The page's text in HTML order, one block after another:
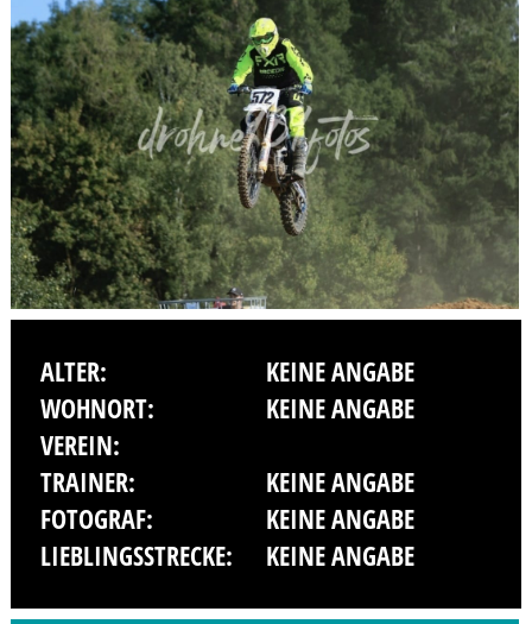
ALTER:
KEINE ANGABE
WOHNORT:
KEINE ANGABE
VEREIN:
TRAINER:
KEINE ANGABE
FOTOGRAF:
KEINE ANGABE
LIEBLINGSSTRECKE:
KEINE ANGABE